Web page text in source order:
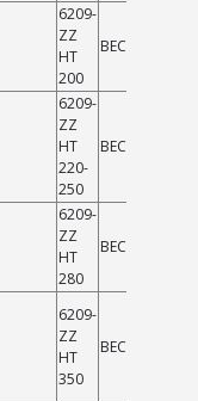
6209-
ZZ
HT
200
BECO
6209-
ZZ
HT
220-
250
BECO
6209-
ZZ
HT
280
BECO
6209-
ZZ
HT
350
BECO